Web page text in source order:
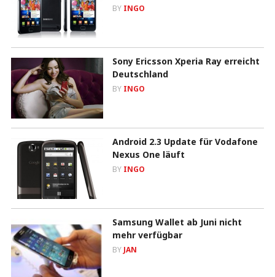
BY INGO
Sony Ericsson Xperia Ray erreicht
Deutschland
BY INGO
Android 2.3 Update für Vodafone
Nexus One läuft
BY INGO
Samsung Wallet ab Juni nicht
mehr verfügbar
BY JAN